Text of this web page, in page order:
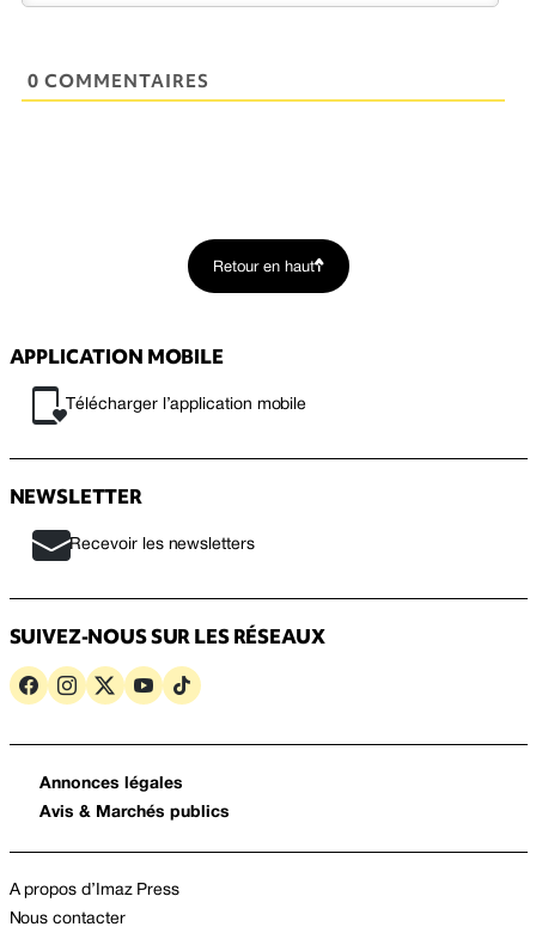
0 COMMENTAIRES
Retour en haut
APPLICATION MOBILE
Télécharger l’application mobile
NEWSLETTER
Recevoir les newsletters
SUIVEZ-NOUS SUR LES RÉSEAUX
Annonces légales
Avis & Marchés publics
A propos d’Imaz Press
Nous contacter